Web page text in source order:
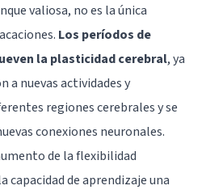
valiosa, no es la única
Los períodos de
la plasticidad cerebral, ya
a nuevas actividades y
regiones cerebrales y se
conexiones neuronales.
de la flexibilidad
capacidad de aprendizaje una